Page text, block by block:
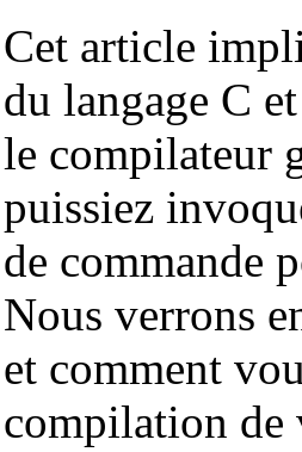
Cet article
du langage C
le compilateur
puissiez
de commande
Nous verrons
et comment
compilation de